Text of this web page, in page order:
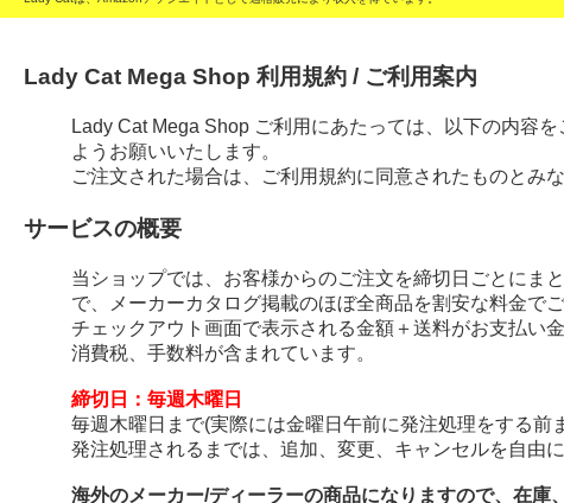
Lady Cat Mega Shop 利用規約 / ご利用案内
Lady Cat Mega Shop ご利用にあたっては、以下の内容
ようお願いいたします。
ご注文された場合は、ご利用規約に同意されたものとみな
サービスの概要
当ショップでは、お客様からのご注文を締切日ごとにま
で、メーカーカタログ掲載のほぼ全商品を割安な料金で
チェックアウト画面で表示される金額＋送料がお支払い
消費税、手数料が含まれています。
締切日：毎週木曜日
毎週木曜日まで(実際には金曜日午前に発注処理をする前
発注処理されるまでは、追加、変更、キャンセルを自由
海外のメーカー/ディーラーの商品になりますので、在庫